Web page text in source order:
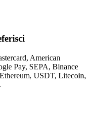
American
Pay, SEPA, Binance
USDT, Litecoin,